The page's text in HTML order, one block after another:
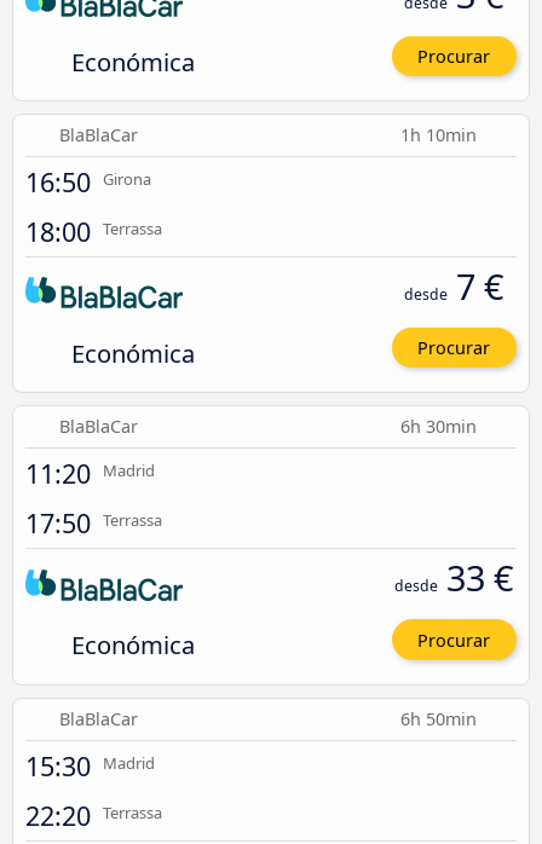
Económica Procurar
BlaBlaCar 1h 10min
16:50 Girona
18:00 Terrassa
Económica
desde 7 €
Procurar
BlaBlaCar 6h 30min
11:20 Madrid
17:50 Terrassa
Económica
desde 33 €
Procurar
BlaBlaCar 6h 50min
15:30 Madrid
22:20 Terrassa